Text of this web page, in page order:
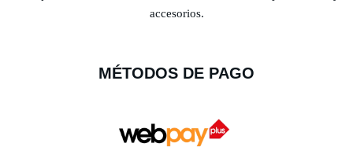
accesorios.
MÉTODOS DE PAGO